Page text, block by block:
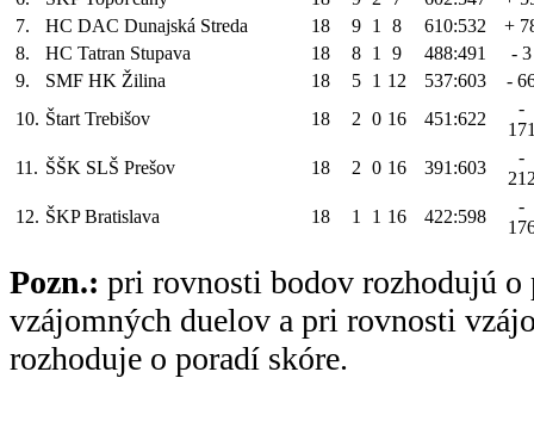
7.
HC DAC Dunajská Streda 18 9 1 8 610:532
+
8.
HC Tatran Stupava 18 8 1 9 488:491
- 3
9.
SMF HK Žilina 18 5 1 12 537:603
-
10. Štart Trebišov 18 2 0 16 451:622
-
11. ŠŠK SLŠ Prešov 18 2 0 16 391:603
-
12. ŠKP Bratislava 18 1 1 16 422:598
-
Pozn.: pri rovnosti bodov rozhodujú o
vzájomných duelov a pri rovnosti
rozhoduje o poradí skóre.